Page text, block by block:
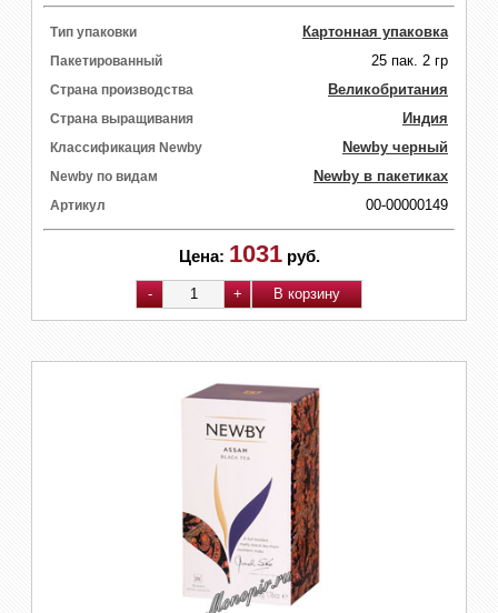
Тип упаковки Картонная упаковка
Пакетированный 25 пак. 2 гр
Страна производства Великобритания
Страна выращивания Индия
Классификация Newby Newby черный
Newby по видам Newby в пакетиках
Артикул 00-00000149
Цена: 1031 руб.